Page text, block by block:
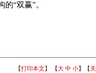
的“双赢”。
【打印本文 】 【大 中 小】【